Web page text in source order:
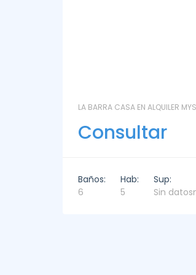
LAS CORONILLAS - CHACRA
Consultar
Baños:
Hab:
Sup: